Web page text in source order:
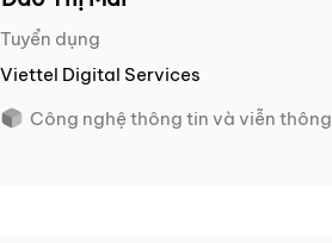
Tuyển dụng
Viettel Digital Services
Công nghệ thông tin và viễn thông